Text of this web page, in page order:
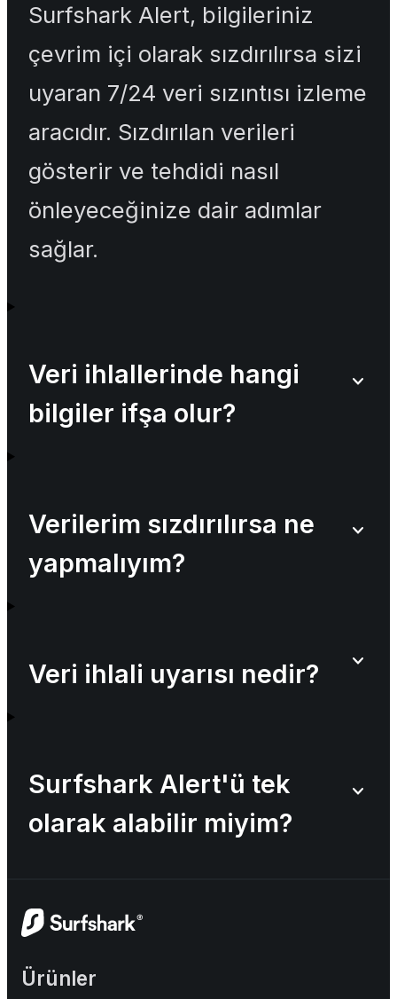
Surfshark Alert, bilgileriniz
çevrim içi olarak sızdırılırsa sizi
uyaran 7/24 veri sızıntısı izleme
aracıdır. Sızdırılan verileri
gösterir ve tehdidi nasıl
önleyeceğinize dair adımlar
sağlar.
Veri ihlallerinde hangi
bilgiler ifşa olur?
Verilerim sızdırılırsa ne
yapmalıyım?
Veri ihlali uyarısı nedir?
Surfshark Alert'ü tek
olarak alabilir miyim?
Ürünler